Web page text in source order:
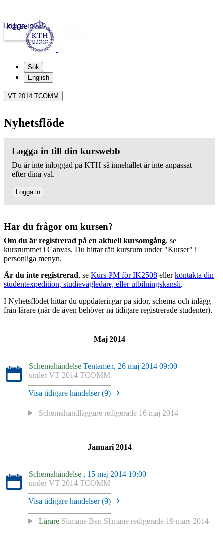
kth.se
Logga in
Sök
English
VT 2014 TCOMM
Nyhetsflöde
Logga in till din kurswebb
Du är inte inloggad på KTH så innehållet är inte anpassat
efter dina val.
Logga in
Har du frågor om kursen?
Om du är registrerad på en aktuell kursomgång, se
kursrummet i Canvas. Du hittar rätt kursrum under "Kurser" i
personliga menyn.
Är du inte registrerad, se Kurs-PM för IK2508 ellerkontakta din
studentexpedition, studievägledare, eller utbilningskansli.
I Nyhetsflödet hittar du uppdateringar på sidor, schema och inlägg
från lärare (när de även behöver nå tidigare registrerade studenter).
Maj 2014
Schemahändelse Tentamen, 26 maj 2014 09:00
under VT 2014 TCOMM
Visa tidigare händelser (9)
Schemahandläggare redigerade 16 maj 2014
Januari 2014
Schemahändelse , 15 maj 2014 10:00
under VT 2014 TCOMM
Visa tidigare händelser (9)
Lärare Slimane Ben Slimaneredigerade 19 mars 2014